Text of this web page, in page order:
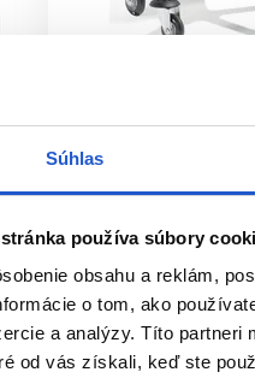
Súhlas
používa súbory
obsahu a reklám,
o tom, ako
a analýzy. Títo
od vás získali, keď ste
Sibel
Saddle, stredný zdvih
Sibel
Mám záujem
Aktuálne